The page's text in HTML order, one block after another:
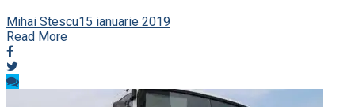
Mihai Stescu15 ianuarie 2019
Read More